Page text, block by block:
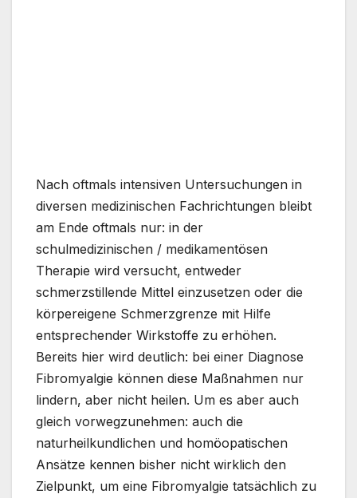
Nach oftmals intensiven Untersuchungen in
diversen medizinischen Fachrichtungen bleibt
am Ende oftmals nur: in der
schulmedizinischen / medikamentösen
Therapie wird versucht, entweder
schmerzstillende Mittel einzusetzen oder die
körpereigene Schmerzgrenze mit Hilfe
entsprechender Wirkstoffe zu erhöhen.
Bereits hier wird deutlich: bei einer Diagnose
Fibromyalgie können diese Maßnahmen nur
lindern, aber nicht heilen. Um es aber auch
gleich vorwegzunehmen: auch die
naturheilkundlichen und homöopatischen
Ansätze kennen bisher nicht wirklich den
Zielpunkt, um eine Fibromyalgie tatsächlich zu